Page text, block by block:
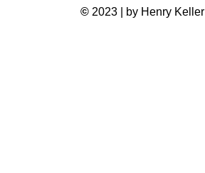
© 2023 | by Henry Keller